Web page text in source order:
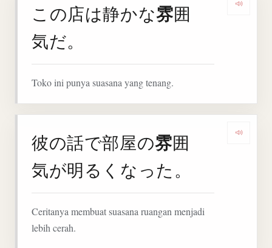
この店は静かな雰囲
気だ。
Toko ini punya suasana yang tenang.
彼の話で部屋の雰囲
気が明るくなった。
Ceritanya membuat suasana ruangan menjadi
lebih cerah.